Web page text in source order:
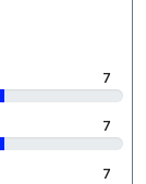
7
7
7